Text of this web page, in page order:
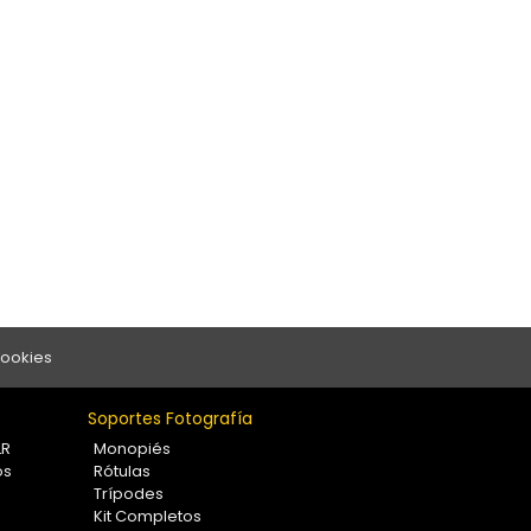
Soportes Fotografía
Monopiés
Rótulas
Trípodes
Kit Completos